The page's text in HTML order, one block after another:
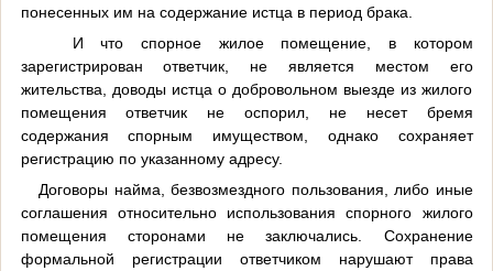
понесенных им на содержание истца в период брака.
И что спорное жилое помещение, в котором
зарегистрирован ответчик, не является местом его
жительства, доводы истца о добровольном выезде из жилого
помещения ответчик не оспорил, не несет бремя
содержания спорным имуществом, однако сохраняет
регистрацию по указанному адресу.
Договоры найма, безвозмездного пользования, либо иные
соглашения относительно использования спорного жилого
помещения сторонами не заключались. Сохранение
формальной регистрации ответчиком нарушают права